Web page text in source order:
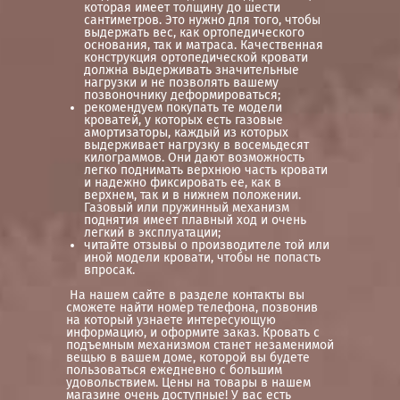
которая имеет толщину до шести
сантиметров. Это нужно для того, чтобы
выдержать вес, как ортопедического
основания, так и матраса. Качественная
конструкция ортопедической кровати
должна выдерживать значительные
нагрузки и не позволять вашему
позвоночнику деформироваться;
рекомендуем покупать те модели
кроватей, у которых есть газовые
амортизаторы, каждый из которых
выдерживает нагрузку в восемьдесят
килограммов. Они дают возможность
легко поднимать верхнюю часть кровати
и надежно фиксировать ее, как в
верхнем, так и в нижнем положении.
Газовый или пружинный механизм
поднятия имеет плавный ход и очень
легкий в эксплуатации;
читайте отзывы о производителе той или
иной модели кровати, чтобы не попасть
впросак.
На нашем сайте в разделе контакты вы
сможете найти номер телефона, позвонив
на который узнаете интересующую
информацию, и оформите заказ. Кровать с
подъемным механизмом станет незаменимой
вещью в вашем доме, которой вы будете
пользоваться ежедневно с большим
удовольствием. Цены на товары в нашем
магазине очень доступные! У вас есть